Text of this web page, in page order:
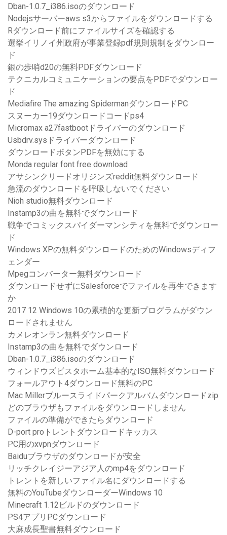
Dban-1.0.7_i386.isoのダウンロード
Nodejsサーバーaws s3からファイルをダウンロードする
Rダウンロード前にファイルサイズを確認する
選挙イリノイ州政府が事業登録pdf規則規制をダウンロー
ド
銀の歩哨d20の無料PDFダウンロード
テクニカルコミュニケーションの要点をPDFでダウンロー
ド
Mediafire The amazing SpidermanダウンロードPC
スヌーカー19ダウンロードコードps4
Micromax a27fastbootドライバーのダウンロード
Usbdrv.sysドライバーダウンロード
ダウンロードボタンPDFを無効にする
Monda regular font free download
アサシンクリードオリジンズreddit無料ダウンロード
急流のダウンロードを呼吸しないでください
Nioh studio無料ダウンロード
Instamp3の曲を無料でダウンロード
戦争でコミックスパイダーマンシティを無料でダウンロー
ド
Windows XPの無料ダウンロードのためのWindowsディフ
ェンダー
Mpegコンバーター無料ダウンロード
ダウンロードせずにSalesforceでファイルを再生できます
か
2017 12 Windows 10の累積的な更新プログラムがダウン
ロードされません
カメレオンラン無料ダウンロード
Instamp3の曲を無料でダウンロード
Dban-1.0.7_i386.isoのダウンロード
ウィンドウズビスタホーム基本的なISO無料ダウンロード
フォールアウト4ダウンロード無料のPC
Mac Millerブルースライドパークアルバムダウンロードzip
どのブラウザもファイルをダウンロードしません
ファイルの準備ができたらダウンロード
D-port proトレントダウンロードキッカス
PC用のxvpnダウンロード
Baiduブラウザのダウンロードが安全
リッチクレイジーアジア人のmp4をダウンロード
トレントを新しいファイル名にダウンロードする
無料のYouTubeダウンローダーWindows 10
Minecraft 1.12ビルドのダウンロード
PS4アプリPCダウンロード
大麻成長聖書無料ダウンロード